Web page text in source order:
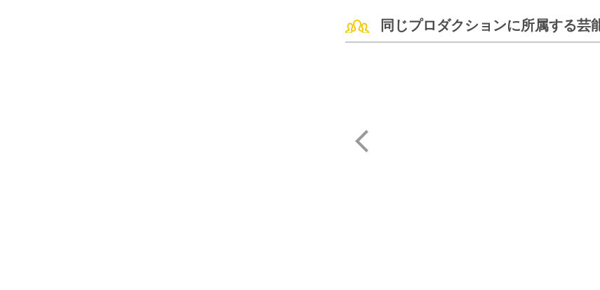
同じプロダクションに所属する芸